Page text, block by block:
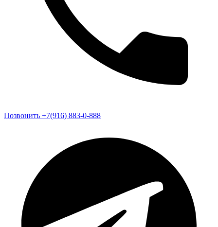
Позвонить +7(916) 883-0-888